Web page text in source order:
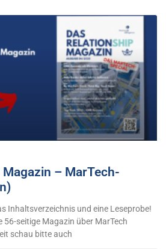
– MarTech-
Inhaltsverzeichnis und eine Leseprobe!
56-seitige Magazin über MarTech
schau bitte auch